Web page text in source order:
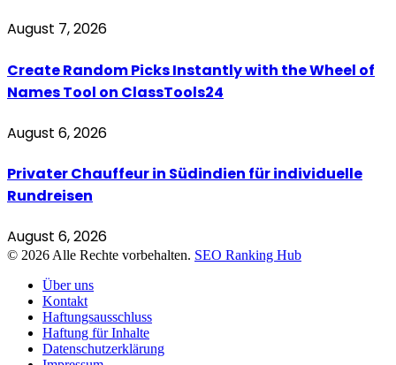
August 7, 2026
Create Random Picks Instantly with the Wheel of
Names Tool on ClassTools24
August 6, 2026
Privater Chauffeur in Südindien für individuelle
Rundreisen
August 6, 2026
© 2026 Alle Rechte vorbehalten. SEO Ranking Hub
Über uns
Kontakt
Haftungsausschluss
Haftung für Inhalte
Datenschutzerklärung